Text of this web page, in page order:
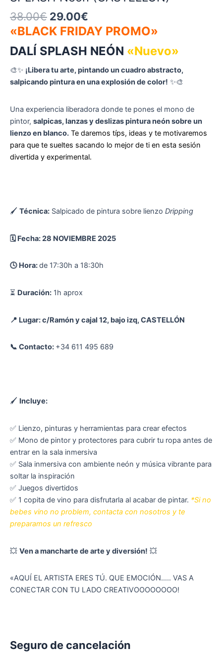
38.00€ 29.00€
«BLACK FRIDAY PROMO»
DALÍ SPLASH NEÓN «Nuevo»
🎨✨ ¡Libera tu arte, pintando un cuadro abstracto,
salpicando pintura en una explosión de color! ✨🎨
Una experiencia liberadora donde te pones el mono de
pintor, salpicas, lanzas y deslizas pintura neón sobre un
lienzo en blanco. Te daremos típs, ideas y te motivaremos
para que te sueltes sacando lo mejor de ti en esta sesión
divertida y experimental.
🖌 Técnica: Salpicado de pintura sobre lienzo Dripping
🗓️ Fecha: 28 NOVIEMBRE 2025
🕓 Hora:de 17:30h a 18:30h
⏳ Duración: 1h aprox
📍 Lugar: c/Ramón y cajal 12, bajo izq, CASTELLÓN
📞 Contacto: +34 611 495 689
🖌 Incluye:
✅ Lienzo, pinturas y herramientas para crear efectos
✅ Mono de pintor y protectores para cubrir tu ropa antes de
entrar en la sala inmersiva
✅ Sala inmersiva con ambiente neón y música vibrante para
soltar la inspiración
✅ Juegos divertidos
✅ 1 copita de vino para disfrutarla al acabar de pintar. *Si no
bebes vino no problem, contacta con nosotros y te
preparamos un refresco
💥 Ven a mancharte de arte y diversión! 💥
«AQUÍ EL ARTISTA ERES TÚ. QUE EMOCIÓN….. VAS A
CONECTAR CON TU LADO CREATIVOOOOOOOO!
Seguro de cancelación